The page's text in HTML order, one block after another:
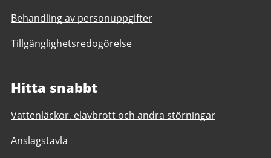
Behandling av personuppgifter
Tillgänglighetsredogörelse
Hitta snabbt
Vattenläckor, elavbrott och andra störningar
Anslagstavla